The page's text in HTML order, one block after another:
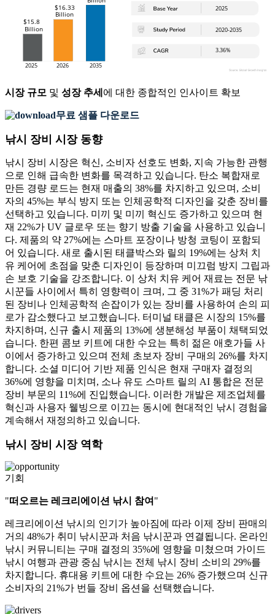
시장 규모 및 성장 추세 에 대한 종합적인 인사이트 확보
무료 샘플 다운로드
낚시 장비 시장 동향
낚시 장비 시장은 혁신, 소비자 선호도 변화, 지속 가능한 관행
으로 인해 급속한 변화를 목격하고 있습니다. 탄소 복합재로
만든 경량 로드는 현재 매출의 38%를 차지하고 있으며, 소비
자의 45%는 부식 방지 또는 인체공학적 디자인을 갖춘 장비를
선택하고 있습니다. 미끼 및 미끼 혁신도 증가하고 있으며 현
재 22%가 UV 글로우 또는 향기 방출 기술을 사용하고 있습니
다. 제품의 약 27%에는 스마트 포장이나 방청 코팅이 포함되
어 있습니다. 새로 출시된 태클박스와 릴의 19%에는 상처 치
유 케어에 초점을 맞춘 디자인이 등장하며 미끄럼 방지 그립과
손 보호 기술을 강조합니다. 이 상처 치유 케어 재료는 전문 낚
시꾼들 사이에서 특히 영향력이 크며, 그 중 31%가 패딩 처리
된 장비나 인체공학적 손잡이가 있는 장비를 사용하여 손의 피
로가 감소했다고 보고했습니다. 터미널 태클은 시장의 15%를
차지하며, 신규 출시 제품의 13%에 생분해성 부품이 채택되었
습니다. 한편 콤보 키트에 대한 수요는 특히 젊은 애호가들 사
이에서 증가하고 있으며 전체 초보자 장비 구매의 26%를 차지
합니다. 소셜 미디어 기반 제품 인식은 현재 구매자 결정의
36%에 영향을 미치며, 소나 유도 스마트 릴의 AI 통합은 전문
장비 부문의 11%에 진입했습니다. 이러한 개발은 제조업체를
혁신과 사용자 웰빙으로 이끄는 동시에 현대적인 낚시 경험을
계속해서 재정의하고 있습니다.
낚시 장비 시장 역학
기회
"떠오르는 레크리에이션 낚시 참여 "
레크리에이션 낚시의 인기가 높아짐에 따라 이제 장비 판매의
거의 48%가 취미 낚시꾼과 처음 낚시꾼과 연결됩니다. 온라인
낚시 커뮤니티는 구매 결정의 35%에 영향을 미쳤으며 가이드
낚시 여행과 관광 중심 낚시는 전체 낚시 장비 소비의 29%를
차지합니다. 휴대용 키트에 대한 수요는 26% 증가했으며 신규
소비자의 21%가 번들 장비 옵션을 선택했습니다.